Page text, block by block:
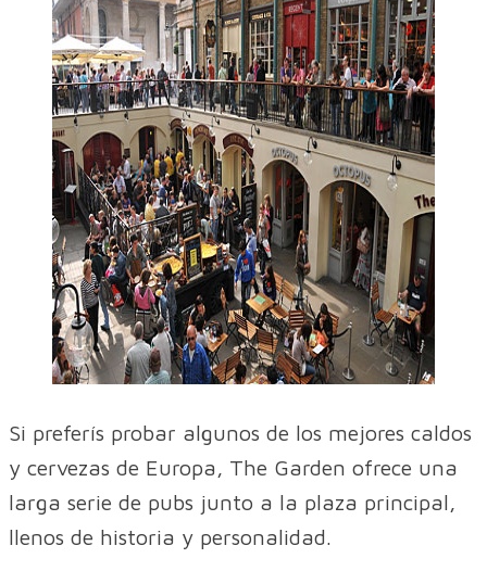
Si preferís probar algunos de los mejores caldos
y cervezas de Europa, The Garden ofrece una
larga serie de pubs junto a la plaza principal,
llenos de historia y personalidad.